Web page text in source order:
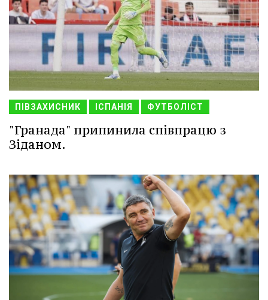
ПІВЗАХИСНИК ІСПАНІЯ ФУТБОЛІСТ
"Гранада" припинила співпрацю з
Зіданом.